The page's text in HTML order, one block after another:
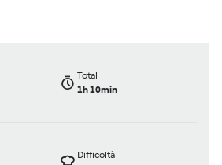
Total
1h 10min
Difficoltà